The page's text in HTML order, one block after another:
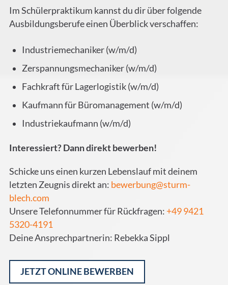
Im Schülerpraktikum kannst du dir über folgende
Ausbildungsberufe einen Überblick verschaffen:
Industriemechaniker (w/m/d)
Zerspannungsmechaniker (w/m/d)
Fachkraft für Lagerlogistik (w/m/d)
Kaufmann für Büromanagement (w/m/d)
Industriekaufmann (w/m/d)
Interessiert? Dann direkt bewerben!
Schicke uns einen kurzen Lebenslauf mit deinem
letzten Zeugnis direkt an: bewerbung@sturm-
blech.com
Unsere Telefonnummer für Rückfragen: +49 9421
5320-4191
Deine Ansprechpartnerin: Rebekka Sippl
JETZT ONLINE BEWERBEN